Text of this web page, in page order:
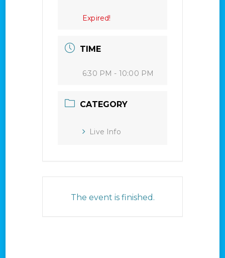
Expired!
TIME
6:30 PM - 10:00 PM
CATEGORY
Live Info
The event is finished.